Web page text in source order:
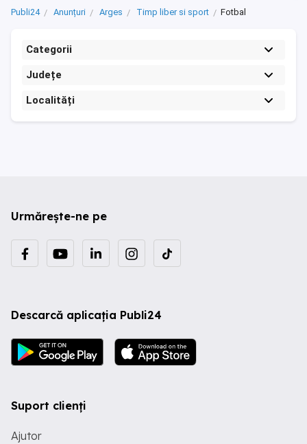
Publi24 Anunțuri Arges Timp liber si sport Fotbal
Categorii
Județe
Localități
Urmărește-ne pe
Descarcă aplicația Publi24
Suport clienți
Ajutor